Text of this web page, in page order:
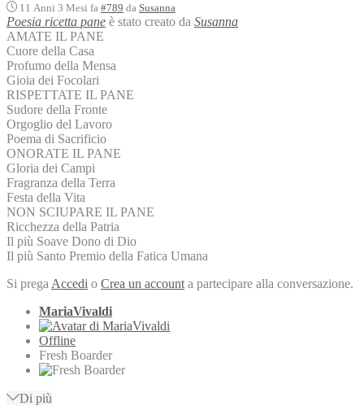
11 Anni 3 Mesi fa #789 da Susanna
Poesia ricetta pane è stato creato da Susanna
AMATE IL PANE
Cuore della Casa
Profumo della Mensa
Gioia dei Focolari
RISPETTATE IL PANE
Sudore della Fronte
Orgoglio del Lavoro
Poema di Sacrificio
ONORATE IL PANE
Gloria dei Campi
Fragranza della Terra
Festa della Vita
NON SCIUPARE IL PANE
Ricchezza della Patria
Il più Soave Dono di Dio
Il più Santo Premio della Fatica Umana
Si prega Accedi o Crea un account a partecipare alla conversazione.
MariaVivaldi
Offline
Fresh Boarder
Di più